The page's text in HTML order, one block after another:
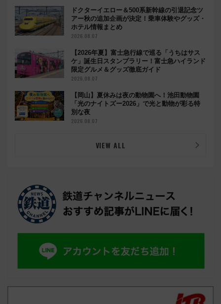
ドクターイエロー＆500系新幹線の引退記念ツ
アー秋の追加企画が決定！乗車体験やグッズ・
ホテル情報まとめ
2026.08.07
【2026年夏】富士急行線で巡る「うちはサス
ケ」誕生日スタンプラリー！富士急ハイランド
限定グルメ＆グッズ徹底ガイド
2026.08.07
【岡山】夏休みは夜の動物園へ！池田動物園
「光のナイトズー2026」で光と動物が彩る特
別な夜
2026.08.07
VIEW ALL